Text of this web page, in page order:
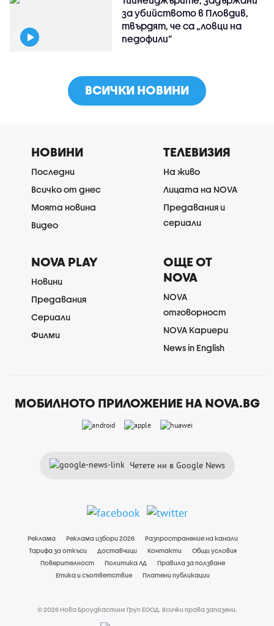
за убийството в Пловдив,
твърдят, че са „ловци на
педофили”
ВСИЧКИ НОВИНИ
НОВИНИ
Последни
Всичко от днес
Моята новина
Видео
ТЕЛЕВИЗИЯ
На живо
Лицата на NOVA
Предавания и
сериали
NOVA PLAY
Новини
Предавания
Сериали
Филми
ОЩЕ ОТ
NOVA
NOVA
отговорност
NOVA Кариери
News in English
МОБИЛНОТО ПРИЛОЖЕНИЕ НА NOVA.BG
Четете ни в Google News
Реклама Реклама избори 2026
Разпространение на канали
Тарифа за откъси
Доставчици Контакти
Общи условия
Поверителност
Политика ЛД
Правила за ползване
Етика и съответствие
Платени публикации
© 2026 Нова Броудкастинг Груп ЕООД. Всички права запазени.